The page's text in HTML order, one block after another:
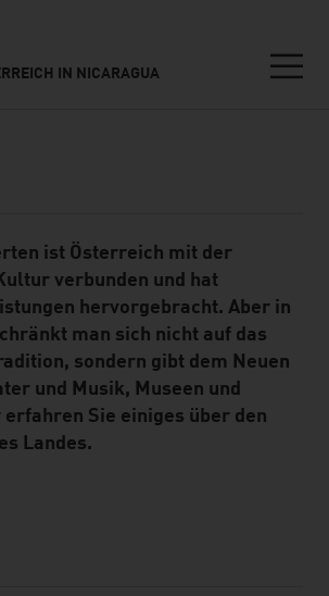
IN NICARAGUA
Moduleist Österreich mit der
verbunden und hat
hervorgebracht. Aber in
man sich nicht auf das
sondern gibt dem Neuen
und Musik, Museen und
Sie einiges über den
Landes.